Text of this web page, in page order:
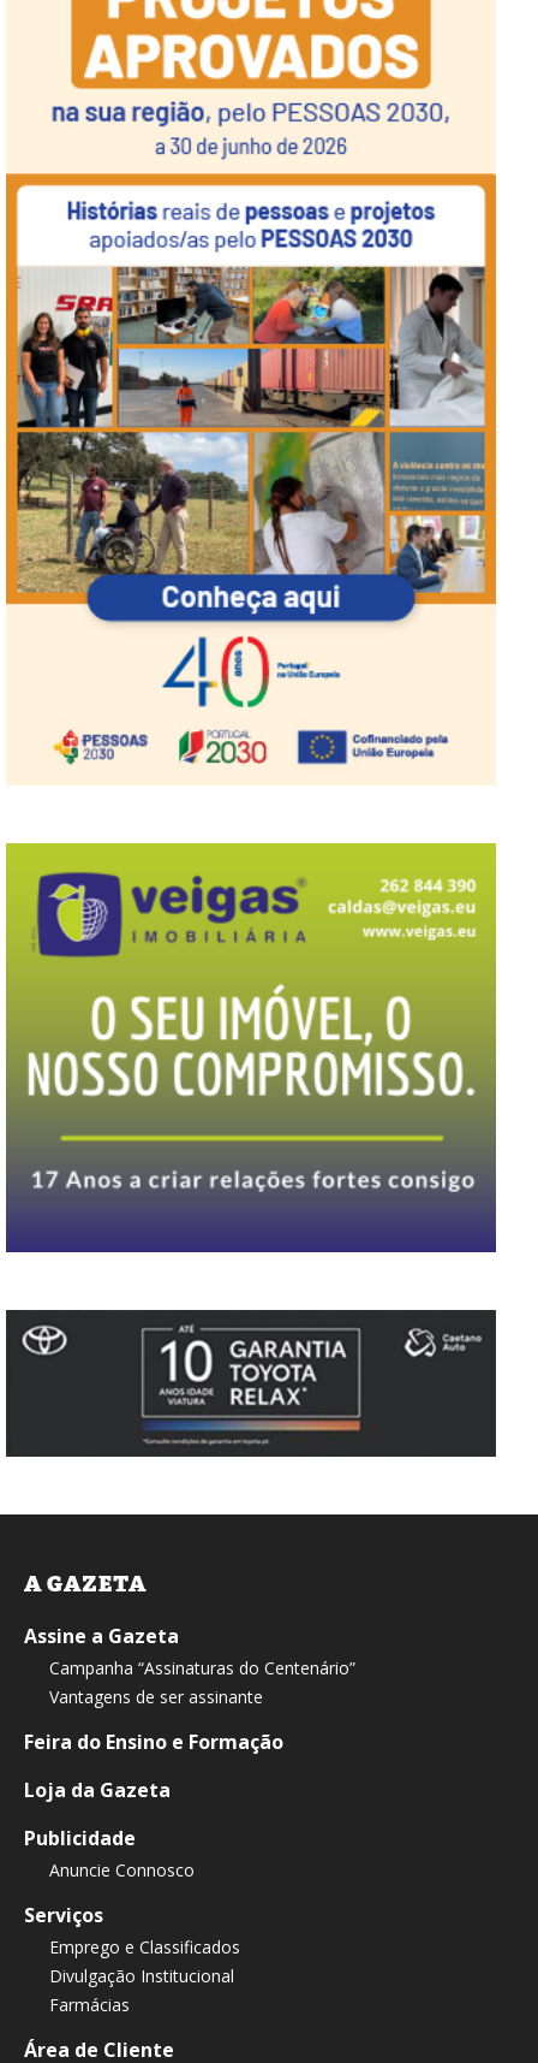
A GAZETA
Assine a Gazeta
Campanha “Assinaturas do Centenário”
Vantagens de ser assinante
Feira do Ensino e Formação
Loja da Gazeta
Publicidade
Anuncie Connosco
Serviços
Emprego e Classificados
Divulgação Institucional
Farmácias
Área de Cliente